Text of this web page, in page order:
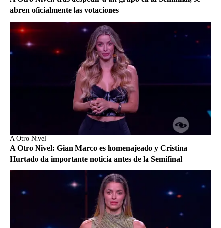
abren oficialmente las votaciones
A Otro Nivel
A Otro Nivel: Gian Marco es homenajeado y Cristina
Hurtado da importante noticia antes de la Semifinal